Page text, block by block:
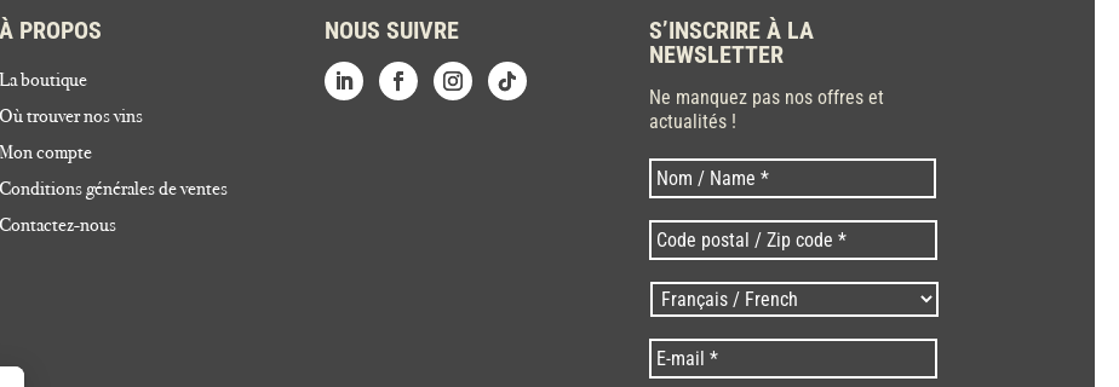
À PROPOS
La boutique
Où trouver nos vins
Mon compte
Conditions générales de ventes
Contactez-nous
NOUS SUIVRE
S’INSCRIRE À LA
NEWSLETTER
Ne manquez pas nos offres et
actualités !
Nom * Nom
Code
postal
/
Zip
*
*
Langues
/
Language *
E-
mail *